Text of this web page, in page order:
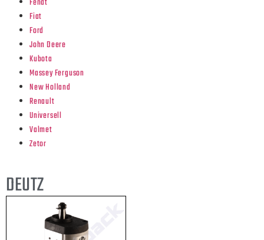
Fiat
Ford
John Deere
Kubota
Massey Ferguson
New Holland
Renault
Universell
Valmet
Zetor
DEUTZ